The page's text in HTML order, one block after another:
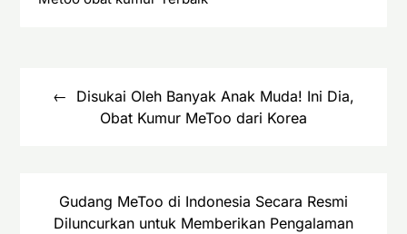
Disukai Oleh Banyak Anak Muda! Ini Dia,
Obat Kumur MeToo dari Korea
Gudang MeToo di Indonesia Secara Resmi
Diluncurkan untuk Memberikan Pengalaman